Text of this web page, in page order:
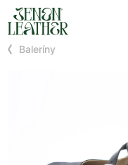
Baleríny